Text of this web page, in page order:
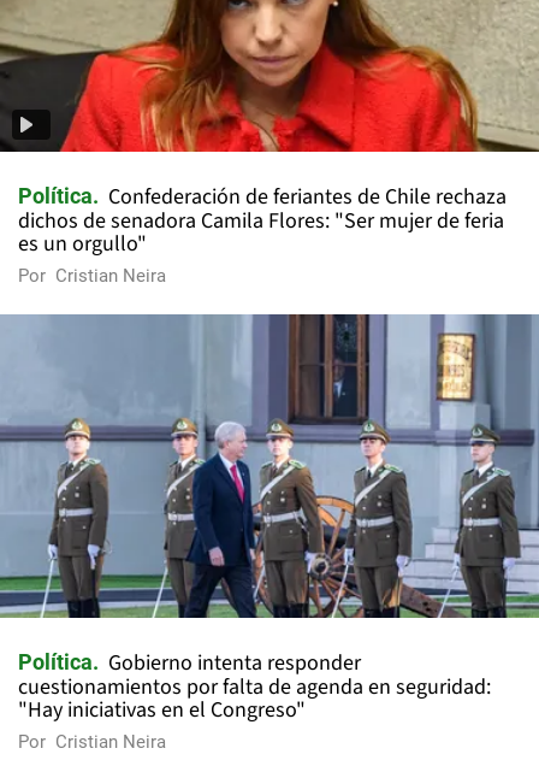
Política
Confederación de feriantes de Chile rechaza
dichos de senadora Camila Flores: "Ser mujer de feria
es un orgullo"
Por Cristian Neira
Política
Gobierno intenta responder
cuestionamientos por falta de agenda en seguridad:
"Hay iniciativas en el Congreso"
Por Cristian Neira